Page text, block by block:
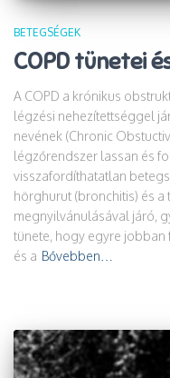
BETEGSÉGEK
COPD tünetei
A COPD a krónikus
légzési nehezítettséggel
nevének (Chronic
légzőrendszer lassan és
visszafordíthatatlan
hörghurut (bronchitis) és
megnyilvánulásával járó,
tünete, hogy egyre
és a Bővebben…